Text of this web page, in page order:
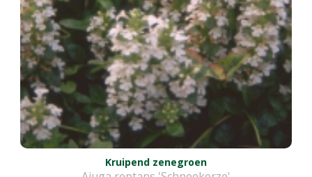
Kruipend zenegroen